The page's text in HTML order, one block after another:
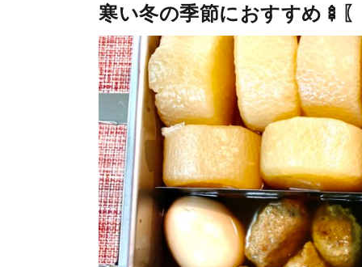
寒い冬の季節におすすめ🍢